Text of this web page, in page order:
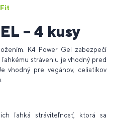
– 4 kusy
K4 Power Gel zabezpečí
stráveniu je vhodný pred
vhodný pre vegánov, celiatikov
ľahká stráviteľnosť, ktorá sa